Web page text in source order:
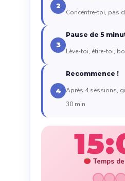
2
Concentre-toi, pas
3
Pause de 5
Lève-toi, étire-toi,
4
Recommence !
Après 4 sessions,
30 min
Temps